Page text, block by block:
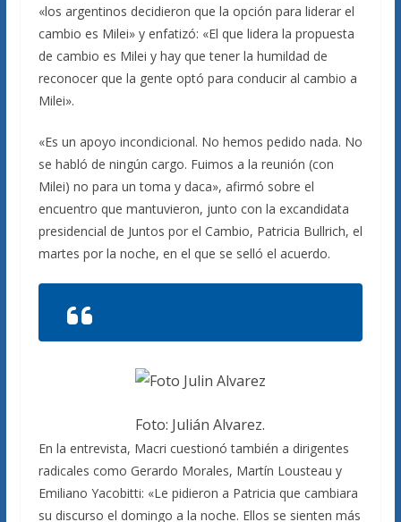
«los argentinos decidieron que la opción para liderar el
cambio es Milei» y enfatizó: «El que lidera la propuesta
de cambio es Milei y hay que tener la humildad de
reconocer que la gente optó para conducir al cambio a
Milei».
«Es un apoyo incondicional. No hemos pedido nada. No
se habló de ningún cargo. Fuimos a la reunión (con
Milei) no para un toma y daca», afirmó sobre el
encuentro que mantuvieron, junto con la excandidata
presidencial de Juntos por el Cambio, Patricia Bullrich, el
martes por la noche, en el que se selló el acuerdo.
Foto: Julián Alvarez.
En la entrevista, Macri cuestionó también a dirigentes
radicales como Gerardo Morales, Martín Lousteau y
Emiliano Yacobitti: «Le pidieron a Patricia que cambiara
su discurso el domingo a la noche. Ellos se sienten más